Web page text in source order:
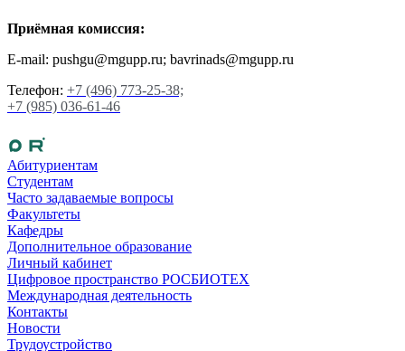
Приёмная комиссия:
E-mail: pushgu@mgupp.ru; bavrinads@mgupp.ru
Телефон: +7 (496) 773-25-38;
+7 (985) 036-61-46
Абитуриентам
Студентам
Часто задаваемые вопросы
Факультеты
Кафедры
Дополнительное образование
Личный кабинет
Цифровое пространство РОСБИОТЕХ
Международная деятельность
Контакты
Новости
Трудоустройство